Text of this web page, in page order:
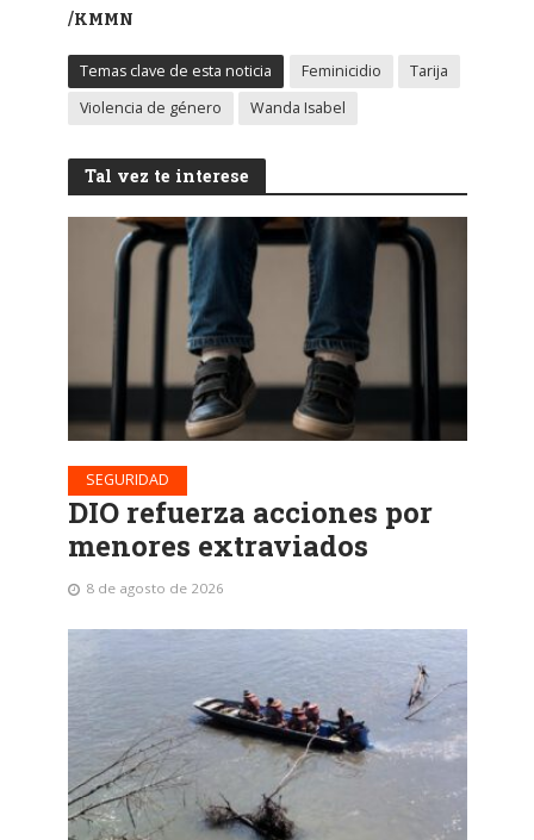
/KMMN
Temas clave de esta noticia Feminicidio
Tarija
Violencia de género
Wanda Isabel
Tal vez te interese
SEGURIDAD
DIO refuerza acciones por
menores extraviados
8 de agosto de 2026